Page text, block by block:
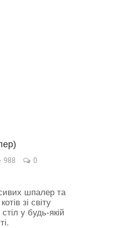
988
0
шпалер та
зі світу
у будь-якій